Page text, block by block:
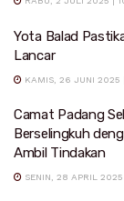
Yota Balad
Lancar
KAMIS, 26 JUNI 2025 |
Camat Padang
Berselingkuh
Ambil Tindakan
SENIN, 28 APRIL